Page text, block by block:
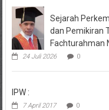
Sejarah
dan Pemikiran
Fachturahman
24 Juli 2026 0
IPW :
7 April 2017 0